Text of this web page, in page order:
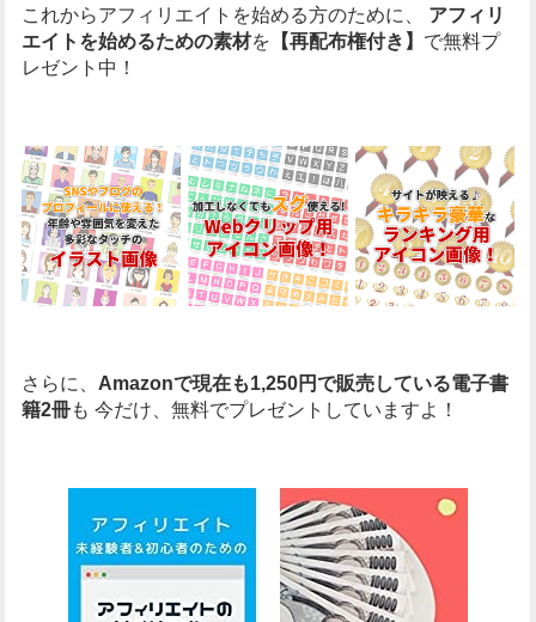
これからアフィリエイトを始める方のために、
アフィリ
エイトを始めるための素材を 【再配布権付き】 で無料プ
レゼント中！
さらに、 Amazonで現在も1,250円で販売している電子書
籍2冊も 今だけ、無料でプレゼントしていますよ！